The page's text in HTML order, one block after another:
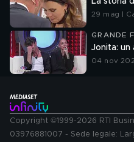
29 mag |
GRANDE
Jonita: un
04 nov
Copyright ©1999-2026 RTI
03976881007 - Sede legale: